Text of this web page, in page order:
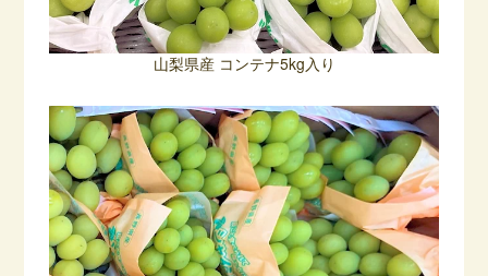
山梨県産 コンテナ5kg入り